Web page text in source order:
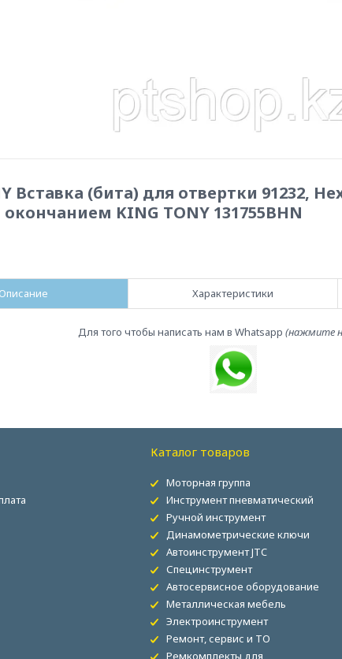
Вставка (бита) для отвертки 91232,
KING TONY 131755BHN
Описание Характеристики
Для того чтобы написать нам в Whatsapp (нажмите
Каталог товаров
Моторная группа
Инструмент пневматический
Ручной инструмент
Динамометрические ключи
Автоинструмент JTC
Специнструмент
Автосервисное оборудование
Металлическая мебель
Электроинструмент
Ремонт, сервис и ТО
Ремкомплекты для